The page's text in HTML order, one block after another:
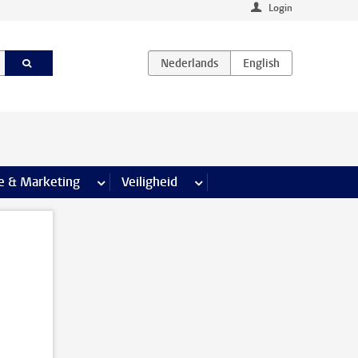
Login
& Marketing meer Communicatie & Marketing pagina’s
Veiligheid meer Veiligheid pagina’s